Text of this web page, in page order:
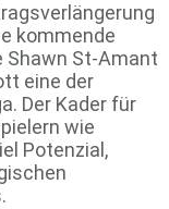
kommende
Shawn St-Amant
eine der
Der Kader für
wie
Potenzial,